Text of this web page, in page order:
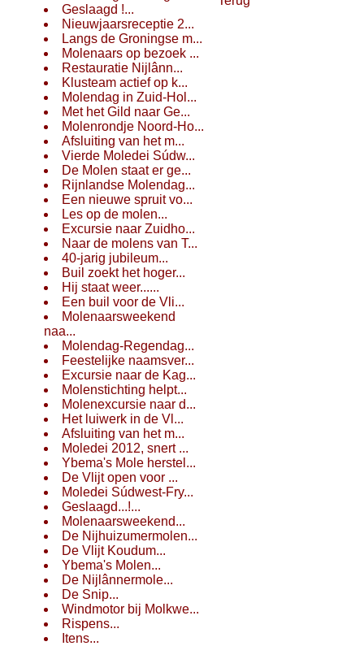
Geslaagd !...
Nieuwjaarsreceptie 2...
Langs de Groningse m...
Molenaars op bezoek ...
Restauratie Nijlânn...
Klusteam actief op k...
Molendag in Zuid-Hol...
Met het Gild naar Ge...
Molenrondje Noord-Ho...
Afsluiting van het m...
Vierde Moledei Súdw...
De Molen staat er ge...
Rijnlandse Molendag...
Een nieuwe spruit vo...
Les op de molen...
Excursie naar Zuidho...
Naar de molens van T...
40-jarig jubileum...
Buil zoekt het hoger...
Hij staat weer......
Een buil voor de Vli...
Molenaarsweekend
naa...
Molendag-Regendag...
Feestelijke naamsver...
Excursie naar de Kag...
Molenstichting helpt...
Molenexcursie naar d...
Het luiwerk in de Vl...
Afsluiting van het m...
Moledei 2012, snert ...
Ybema's Mole herstel...
De Vlijt open voor ...
Moledei Súdwest-Fry...
Geslaagd...!...
Molenaarsweekend...
De Nijhuizumermolen...
De Vlijt Koudum...
Ybema's Molen...
De Nijlânnermole...
De Snip...
Windmotor bij Molkwe...
Rispens...
Itens...